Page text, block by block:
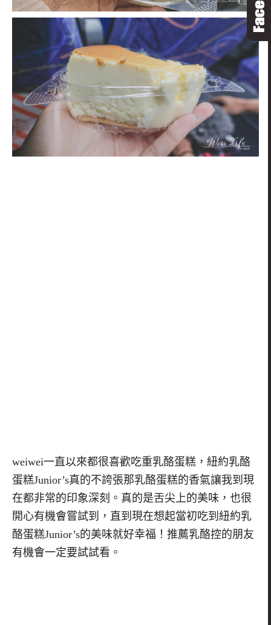
weiwei一直以來都很喜歡吃重乳酪蛋糕，紐約乳酪
蛋糕Junior’s真的不誇張那乳酪蛋糕的香氣讓我到現
在都非常的印象深刻。真的是舌尖上的美味，也很
開心有機會嘗試到，直到現在想起當初吃到紐約乳
酪蛋糕Junior’s的美味就好幸福！推薦乳酪控的朋友
有機會一定要試試看。